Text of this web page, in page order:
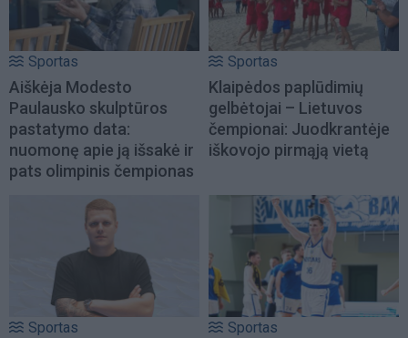
Sportas
Aiškėja Modesto
Paulausko skulptūros
pastatymo data:
nuomonę apie ją išsakė ir
pats olimpinis čempionas
Sportas
Klaipėdos paplūdimių
gelbėtojai – Lietuvos
čempionai: Juodkrantėje
iškovojo pirmąją vietą
Sportas Sportas